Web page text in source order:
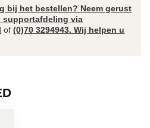
bij het bestellen? Neem gerust
supportafdeling via
of(0)70 3294943. Wij helpen u